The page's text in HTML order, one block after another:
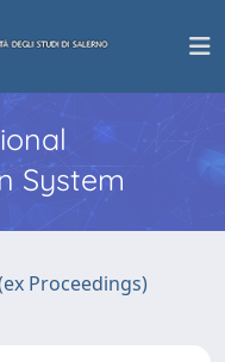
System
Proceedings)